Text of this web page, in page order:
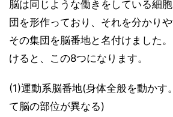
脳は同じような働きをしている細
団を形作っており、それを分かりや
その集団を脳番地と名付けました
けると、この8つになります。
(1)運動系脳番地(身体全般を動かす
て脳の部位が異なる)